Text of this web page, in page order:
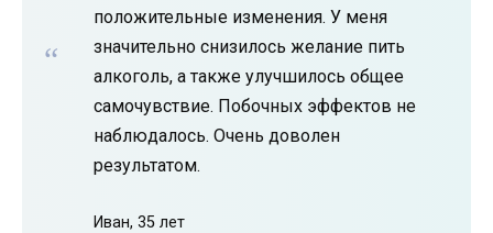
положительные изменения. У меня
значительно снизилось желание пить
алкоголь, а также улучшилось общее
самочувствие. Побочных эффектов не
наблюдалось. Очень доволен
результатом.
Иван, 35 лет